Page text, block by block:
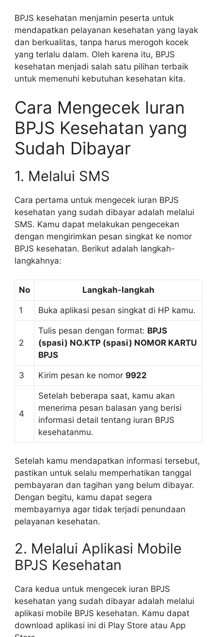
BPJS kesehatan menjamin peserta untuk
mendapatkan pelayanan kesehatan yang layak
dan berkualitas, tanpa harus merogoh kocek
yang terlalu dalam. Oleh karena itu, BPJS
kesehatan menjadi salah satu pilihan terbaik
untuk memenuhi kebutuhan kesehatan kita.
Cara Mengecek Iuran
BPJS Kesehatan yang
Sudah Dibayar
1. Melalui SMS
Cara pertama untuk mengecek iuran BPJS
kesehatan yang sudah dibayar adalah melalui
SMS. Kamu dapat melakukan pengecekan
dengan mengirimkan pesan singkat ke nomor
BPJS kesehatan. Berikut adalah langkah-
langkahnya:
No Langkah-langkah
1 Buka aplikasi pesan singkat di HP kamu.
2
Tulis pesan dengan format: BPJS
(spasi) NO.KTP (spasi) NOMOR KARTU
BPJS
3 Kirim pesan ke nomor 9922
4
Setelah beberapa saat, kamu akan
menerima pesan balasan yang berisi
informasi detail tentang iuran BPJS
kesehatanmu.
Setelah kamu mendapatkan informasi tersebut,
pastikan untuk selalu memperhatikan tanggal
pembayaran dan tagihan yang belum dibayar.
Dengan begitu, kamu dapat segera
membayarnya agar tidak terjadi penundaan
pelayanan kesehatan.
2. Melalui Aplikasi Mobile
BPJS Kesehatan
Cara kedua untuk mengecek iuran BPJS
kesehatan yang sudah dibayar adalah melalui
aplikasi mobile BPJS kesehatan. Kamu dapat
download aplikasi ini di Play Store atau App